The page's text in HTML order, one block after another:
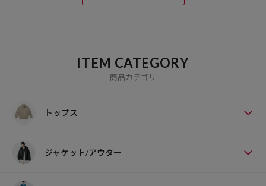
ITEM CATEGORY
商品カテゴリ
トップス
ジャケット/アウター